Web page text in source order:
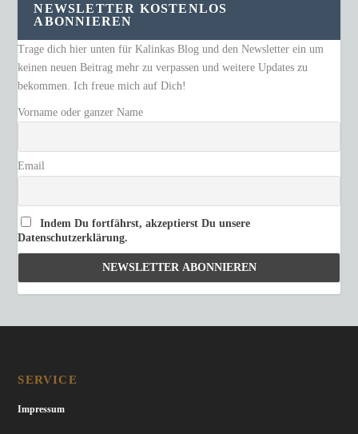
NEWSLETTER KOSTENLOS
ABONNIEREN
Trage dich hier unten für Kalinkas Blog und den Newsletter ein um
keinen neuen Beitrag mehr zu verpassen und weitere Updates zu
bekommen. Ich freue mich auf Dich!
Vorname oder ganzer Name
Email
Indem Du fortfährst, akzeptierst Du unsere
Datenschutzerklärung.
SERVICE
Impressum